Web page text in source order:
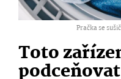
Pračka se
Toto